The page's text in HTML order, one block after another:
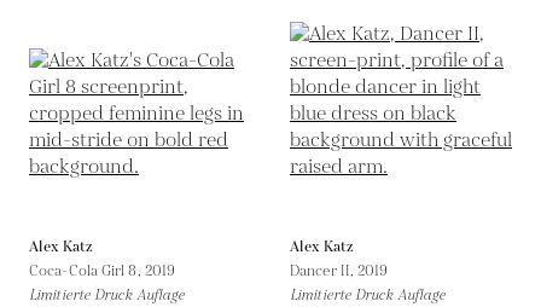
Alex Katz
Coca-Cola Girl 8, 2019
Limitierte Druck Auflage
Alex Katz
Dancer II,2019
Limitierte Druck Auflage